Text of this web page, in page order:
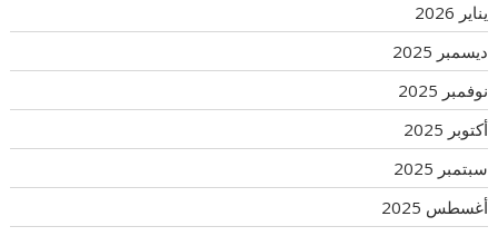
يناير 2026
ديسمبر 2025
نوفمبر 2025
أكتوبر 2025
سبتمبر 2025
أغسطس 2025